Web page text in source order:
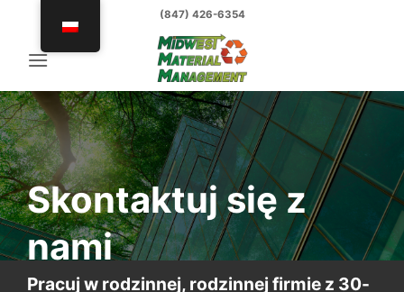
treści
(847) 426-6354
Skontaktuj się z
nami
Pracuj w rodzinnej, rodzinnej firmie z 30-